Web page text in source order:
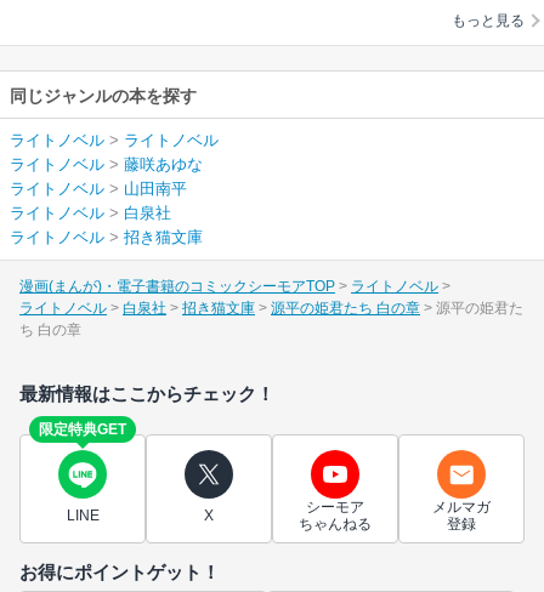
もっと見る
同じジャンルの本を探す
ライトノベル > ライトノベル
ライトノベル > 藤咲あゆな
ライトノベル > 山田南平
ライトノベル > 白泉社
ライトノベル > 招き猫文庫
漫画(まんが)・電子書籍のコミックシーモアTOP
ライトノベル
ライトノベル
白泉社 招き猫文庫 源平の姫君たち 白の章
源平の姫君た
ち 白の章
最新情報はここからチェック！
限定特典GET
LINE X
シーモア
ちゃんねる
メルマガ
登録
お得にポイントゲット！